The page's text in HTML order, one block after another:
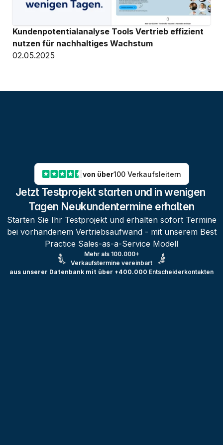
Kundenpotentialanalyse Tools Vertrieb effizient
nutzen für nachhaltiges Wachstum
02.05.2025
von über100 Verkaufsleitern
Jetzt Testprojekt starten und in wenigen
Tagen Neukundentermine erhalten
Starten Sie Ihr Testprojekt und erhalten sofort Termine
bei vorhandenem Vertriebsaufwand - mit unserem Best
Practice Sales-as-a-Service Modell
Mehr als 100.000+
Verkaufstermine vereinbart
aus unserer Datenbank mit über +400.000 Entscheiderkontakten